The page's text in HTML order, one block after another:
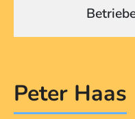
Peter Haas